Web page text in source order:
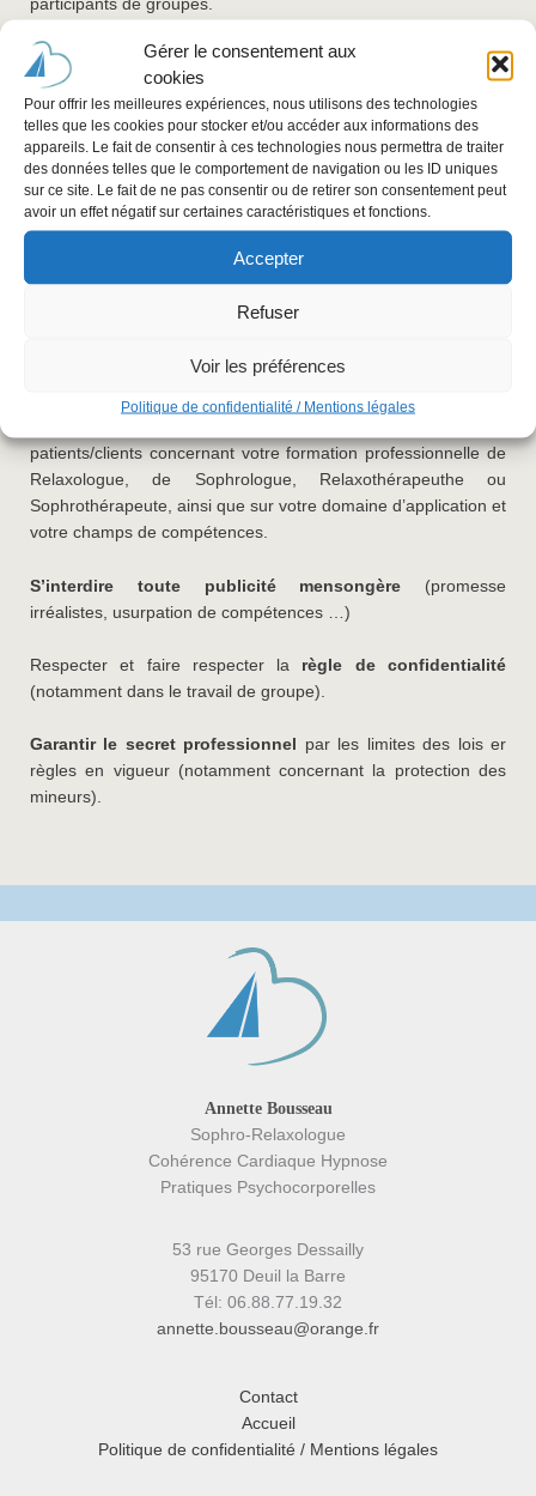
Gérer le consentement aux
cookies
Pour offrir les meilleures expériences, nous utilisons des technologies
telles que les cookies pour stocker et/ou accéder aux informations des
appareils. Le fait de consentir à ces technologies nous permettra de traiter
des données telles que le comportement de navigation ou les ID uniques
sur ce site. Le fait de ne pas consentir ou de retirer son consentement peut
avoir un effet négatif sur certaines caractéristiques et fonctions.
Accepter
Refuser
Voir les préférences
Politique de confidentialité / Mentions légales
S’interdire et interdire tout passage à l’acte violent
sur soi
ou sur les autres.
Fixer les honoraires avec tact et mesure et s’interdire toute
exploitation matérielle et financière vis-à-vis des
patients/clients.
le « contrat » de travail (modalités, techniques
« ouverte », objectifs intermédiaires à atteindre et objectif final,
(institution, entreprise, association).
patients/clients concernant votre formation professionnelle de
Relaxologue, de Sophrologue, Relaxothérapeuthe ou
Sophrothérapeute, ainsi que sur votre domaine d’application et
votre champs de compétences.
S’interdire toute publicité mensongère (promesse
irréalistes, usurpation de compétences …)
Respecter et faire respecter la règle de confidentialité
(notamment dans le travail de groupe).
Garantir le secret professionnel par les limites des lois er
règles en vigueur (notamment concernant la protection des
mineurs).
Annette Bousseau
Sophro-Relaxologue
Cohérence Cardiaque Hypnose
Pratiques Psychocorporelles
53 rue Georges Dessailly
95170 Deuil la Barre
Tél: 06.88.77.19.32
annette.bousseau@orange.fr
Contact
Accueil
Politique de confidentialité / Mentions légales